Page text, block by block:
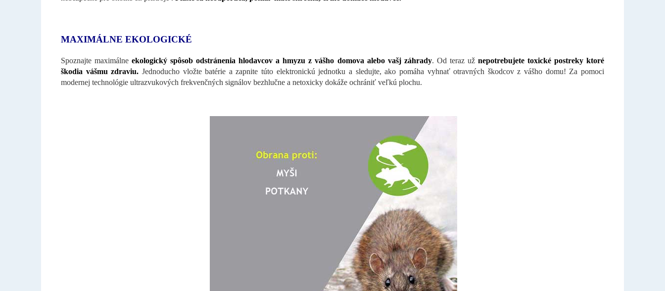
MAXIMÁLNE EKOLOGICKÉ
Spoznajte maximálneekologický spôsob odstránenia hlodavcov a hmyzu z vášho domova alebo vašj záhrady. Od teraz už nepotrebujete toxické postreky ktoré
škodia vášmu zdraviu. Jednoducho vložte batérie a zapnite túto elektronickú jednotku a sledujte, ako pomáha vyhnať otravných škodcov z vášho domu! Za pomoci
modernej technológie ultrazvukových frekvenčných signálov bezhlučne a netoxicky dokáže ochrániť veľkú plochu.